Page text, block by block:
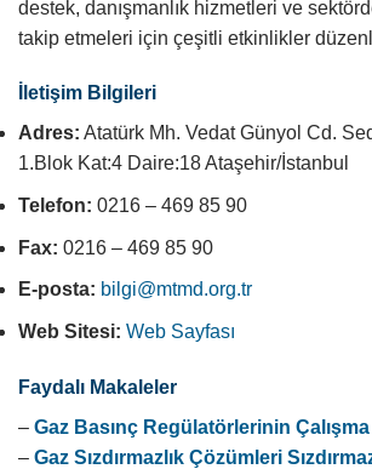
destek, danışmanlık hizmetleri ve
takip etmeleri için çeşitli etkinlikler
İletişim Bilgileri
Adres: Atatürk Mh. Vedat Günyol Cd.
1.Blok Kat:4 Daire:18 Ataşehir/İstanbul
Telefon: 0216 – 469 85 90
Fax: 0216 – 469 85 90
E-posta: bilgi@mtmd.org.tr
Web Sitesi: Web Sayfası
Faydalı Makaleler
– Gaz Basınç Regülatörlerinin
– Gaz Sızdırmazlık Çözümleri